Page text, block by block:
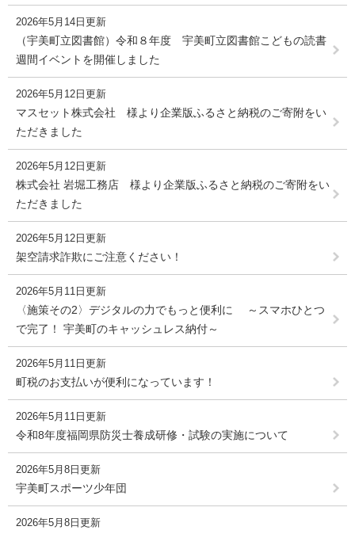
2026年5月14日更新
（宇美町立図書館）令和８年度 宇美町立図書館こどもの読書
週間イベントを開催しました
2026年5月12日更新
マスセット株式会社 様より企業版ふるさと納税のご寄附をい
ただきました
2026年5月12日更新
株式会社 岩堀工務店 様より企業版ふるさと納税のご寄附をい
ただきました
2026年5月12日更新
架空請求詐欺にご注意ください！
2026年5月11日更新
〈施策その2〉デジタルの力でもっと便利に ～スマホひとつ
で完了！ 宇美町のキャッシュレス納付～
2026年5月11日更新
町税のお支払いが便利になっています！
2026年5月11日更新
令和8年度福岡県防災士養成研修・試験の実施について
2026年5月8日更新
宇美町スポーツ少年団
2026年5月8日更新